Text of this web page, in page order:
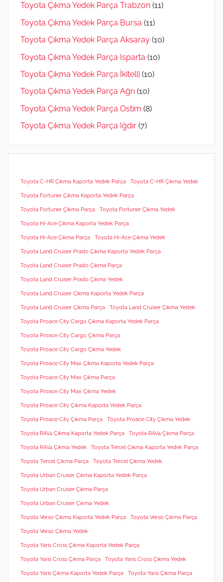
Toyota Çıkma Yedek Parça Trabzon (11)
Toyota Çıkma Yedek Parça Bursa (11)
Toyota Çıkma Yedek Parça Aksaray (10)
Toyota Çıkma Yedek Parça Isparta (10)
Toyota Çıkma Yedek Parça İkitelli (10)
Toyota Çıkma Yedek Parça Ağrı (10)
Toyota Çıkma Yedek Parça Ostim (8)
Toyota Çıkma Yedek Parça Iğdır (7)
Toyota C-HR Çıkma Kaporta Yedek Parça Toyota C-HR Çıkma Yedek
Toyota Fortuner Çıkma Kaporta Yedek Parça
Toyota Fortuner Çıkma Parça Toyota Fortuner Çıkma Yedek
Toyota Hi-Ace Çıkma Kaporta Yedek Parça
Toyota Hi-Ace Çıkma Parça Toyota Hi-Ace Çıkma Yedek
Toyota Land Cruiser Prado Çıkma Kaporta Yedek Parça
Toyota Land Cruiser Prado Çıkma Parça
Toyota Land Cruiser Prado Çıkma Yedek
Toyota Land Cruiser Çıkma Kaporta Yedek Parça
Toyota Land Cruiser Çıkma Parça Toyota Land Cruiser Çıkma Yedek
Toyota Proace City Cargo Çıkma Kaporta Yedek Parça
Toyota Proace City Cargo Çıkma Parça
Toyota Proace City Cargo Çıkma Yedek
Toyota Proace City Max Çıkma Kaporta Yedek Parça
Toyota Proace City Max Çıkma Parça
Toyota Proace City Max Çıkma Yedek
Toyota Proace City Çıkma Kaporta Yedek Parça
Toyota Proace City Çıkma Parça Toyota Proace City Çıkma Yedek
Toyota RAV4 Çıkma Kaporta Yedek Parça Toyota RAV4 Çıkma Parça
Toyota RAV4 Çıkma Yedek Toyota Tercel Çıkma Kaporta Yedek Parça
Toyota Tercel Çıkma Parça Toyota Tercel Çıkma Yedek
Toyota Urban Cruiser Çıkma Kaporta Yedek Parça
Toyota Urban Cruiser Çıkma Parça
Toyota Urban Cruiser Çıkma Yedek
Toyota Verso Çıkma Kaporta Yedek Parça Toyota Verso Çıkma Parça
Toyota Verso Çıkma Yedek
Toyota Yaris Cross Çıkma Kaporta Yedek Parça
Toyota Yaris Cross Çıkma Parça Toyota Yaris Cross Çıkma Yedek
Toyota Yaris Çıkma Kaporta Yedek Parça Toyota Yaris Çıkma Parça